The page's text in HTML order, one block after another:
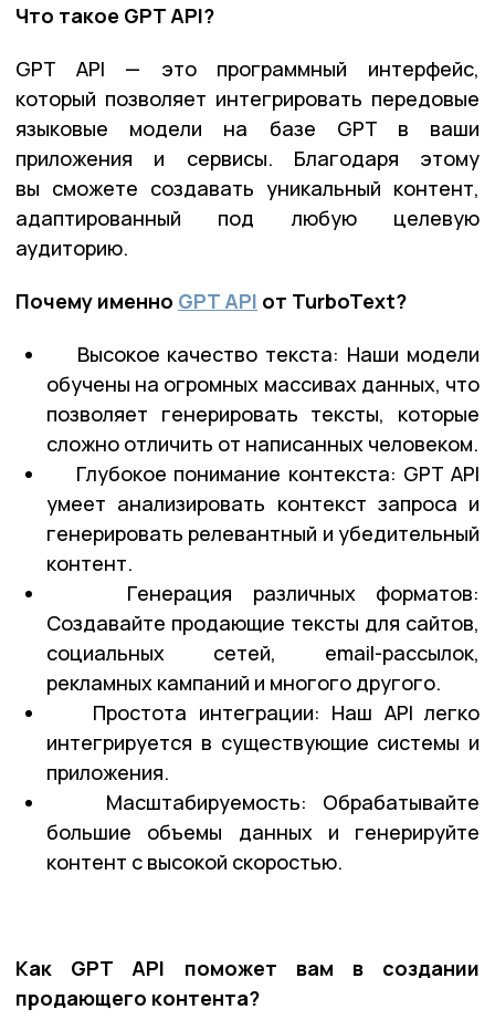
Что такое GPT API?
GPT API — это программный интерфейс,
который позволяет интегрировать передовые
языковые модели на базе GPT в ваши
приложения и сервисы. Благодаря этому
вы сможете создавать уникальный контент,
адаптированный под любую целевую
аудиторию.
Почему именно GPT API от TurboText?
Высокое качество текста: Наши модели
обучены на огромных массивах данных, что
позволяет генерировать тексты, которые
сложно отличить от написанных человеком.
Глубокое понимание контекста: GPT API
умеет анализировать контекст запроса и
генерировать релевантный и убедительный
контент.
Генерация различных форматов:
Создавайте продающие тексты для сайтов,
социальных сетей, email-рассылок,
рекламных кампаний и многого другого.
Простота интеграции: Наш API легко
интегрируется в существующие системы и
приложения.
Масштабируемость: Обрабатывайте
большие объемы данных и генерируйте
контент с высокой скоростью.
Как GPT API поможет вам в создании
продающего контента?